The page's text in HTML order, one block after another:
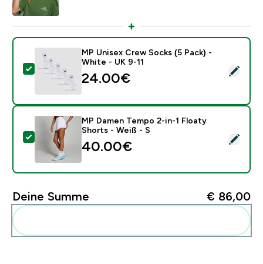
Dieses Produkt ausw�hlen - MP Unisex Crew Socks
MP Unisex Crew Socks (5 Pack) -
White - UK 9-11
24.00€‎
Dieses Produkt ausw�hlen - MP Damen Tempo 2-in-
MP Damen Tempo 2-in-1 Floaty
Shorts - Weiß - S
40.00€‎
Deine Summe € 86,00‎